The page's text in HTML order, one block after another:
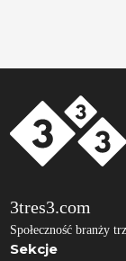
3tres3.com
Społeczność branży
Sekcje